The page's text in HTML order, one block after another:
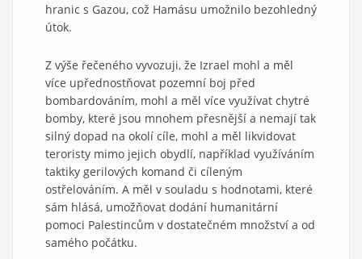
hranic s Gazou, což Hamásu umožnilo bezohledný
útok.
Z výše řečeného vyvozuji, že Izrael mohl a měl
více upřednostňovat pozemní boj před
bombardováním, mohl a měl více využívat chytré
bomby, které jsou mnohem přesnější a nemají tak
silný dopad na okolí cíle, mohl a měl likvidovat
teroristy mimo jejich obydlí, například využíváním
taktiky gerilových komand či cíleným
ostřelováním. A měl v souladu s hodnotami, které
sám hlásá, umožňovat dodání humanitární
pomoci Palestincům v dostatečném množství a od
samého počátku.